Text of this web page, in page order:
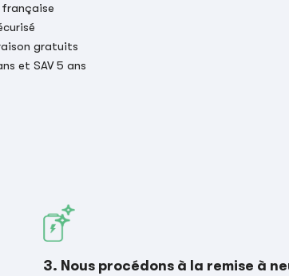
gratuits
et SAV 5 ans
3. Nous procédons à la remise à